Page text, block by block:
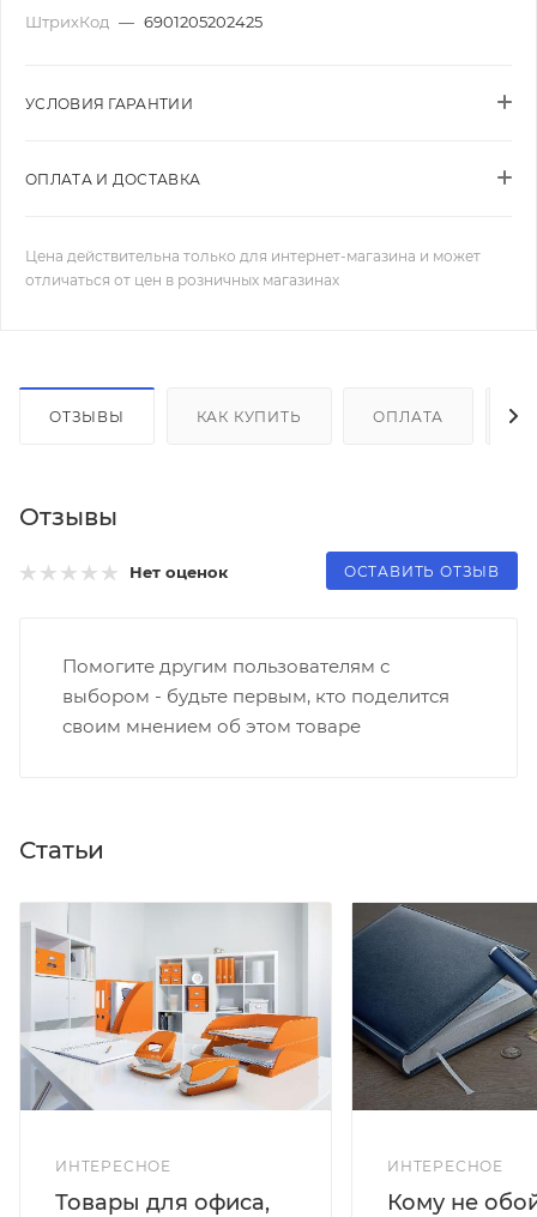
ШтрихКод — 6901205202425
УСЛОВИЯ ГАРАНТИИ
ОПЛАТА И ДОСТАВКА
Цена действительна только для интернет-магазина и может
отличаться от цен в розничных магазинах
ОТЗЫВЫ КАК КУПИТЬ ОПЛАТА
Отзывы
Нет оценок ОСТАВИТЬ ОТЗЫВ
Помогите другим пользователям с
выбором - будьте первым, кто поделится
своим мнением об этом товаре
Статьи
ИНТЕРЕСНОЕ
Товары для офиса,
ИНТЕРЕСНОЕ
Кому не